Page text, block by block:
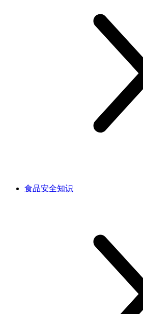
食品安全知识